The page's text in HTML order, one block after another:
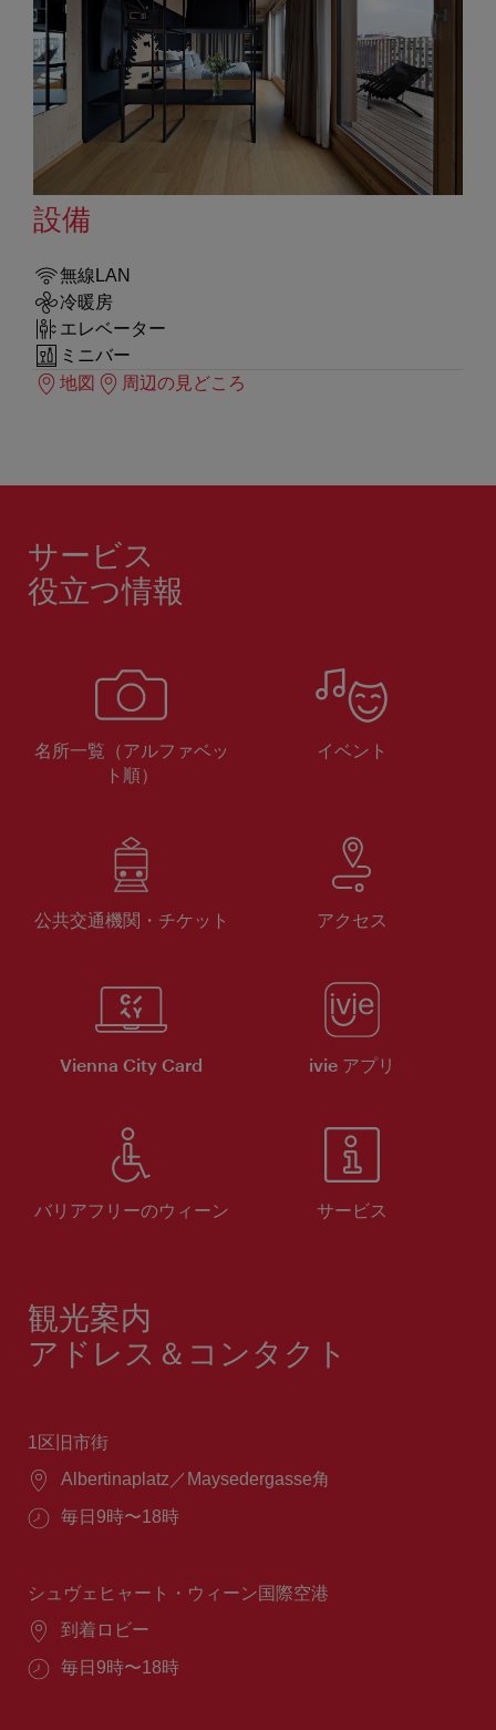
設備
無線LAN
冷暖房
エレベーター
ミニバー
地図
周辺の見どころ
サービス
役立つ情報
名所一覧（アルファベッ
ト順）
イベント
公共交通機関・チケット アクセス
Vienna City Card ivie アプリ
バリアフリーのウィーン サービス
観光案内
アドレス＆コンタクト
1区旧市街
場
Albertinaplatz／Maysedergasse角
営
間：
毎日9時〜18時
シュヴェヒャート・ウィーン国際空港
場
到着ロビー
営
毎日9時〜18時